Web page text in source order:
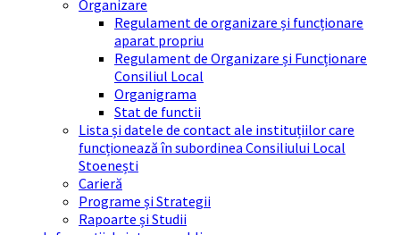
Organizare
Regulament de organizare și funcționare
aparat propriu
Regulament de Organizare și Funcționare
Consiliul Local
Organigrama
Stat de functii
Lista și datele de contact ale instituțiilor care
funcționează în subordinea Consiliului Local
Stoenești
Carieră
Programe și Strategii
Rapoarte și Studii